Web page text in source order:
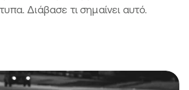
Διάβασε τι σημαίνει αυτό.